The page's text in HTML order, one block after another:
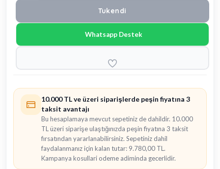
Tukendi
Whatsapp Destek
10.000 TL ve üzeri siparişlerde peşin fiyatına 3
taksit avantajı
Bu hesaplamaya mevcut sepetiniz de dahildir. 10.000
TL üzeri siparişe ulaştığınızda peşin fiyatına 3 taksit
fırsatından yararlanabilirsiniz. Sepetiniz dahil
faydalanmanız için kalan tutar: 9.780,00 TL.
Kampanya kosullari odeme adiminda gecerlidir.